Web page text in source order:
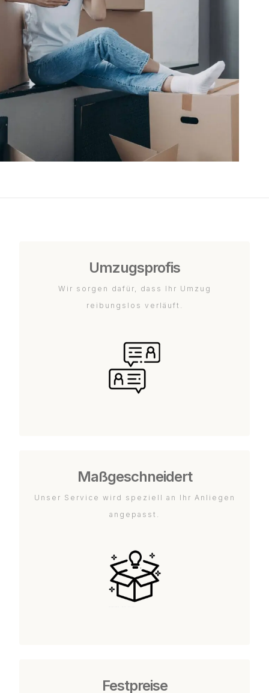
Umzugsprofis
Wir sorgen dafür, dass Ihr Umzug
reibungslos verläuft.
Maßgeschneidert
Unser Service wird speziell an Ihr Anliegen
angepasst.
Festpreise